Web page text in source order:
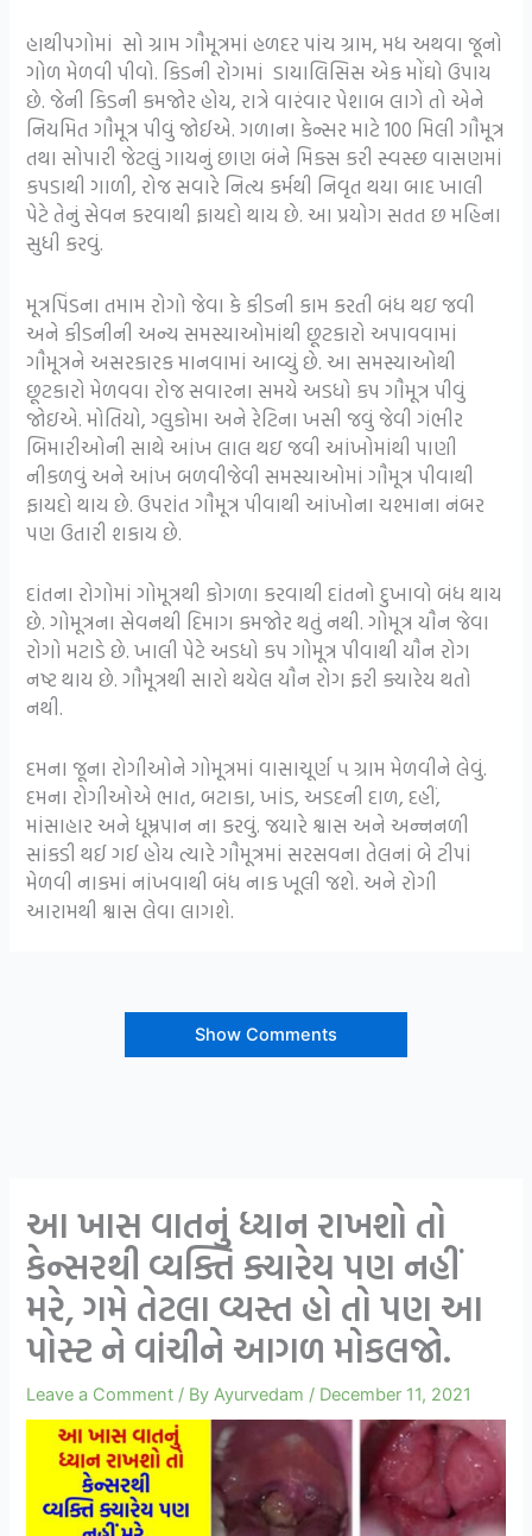
હાથીપગોમાં સો ગ્રામ ગૌમૂત્રમાં હળદર પાંચ ગ્રામ, મધ અથવા જૂનો
ગોળ મેળવી પીવો. કિડની રોગમાં ડાયાલિસિસ એક મોંઘો ઉપાય
છે. જેની કિડની કમજોર હોય, રાત્રે વારંવાર પેશાબ લાગે તો એને
નિયમિત ગૌમૂત્ર પીવું જોઈએ. ગળાના કેન્સર માટે 100 મિલી ગૌમૂત્ર
તથા સોપારી જેટલું ગાયનું છાણ બંને મિક્સ કરી સ્વસ્છ વાસણમાં
કપડાથી ગાળી, રોજ સવારે નિત્ય કર્મથી નિવૃત થયા બાદ ખાલી
પેટે તેનું સેવન કરવાથી ફાયદો થાય છે. આ પ્રયોગ સતત છ મહિના
સુધી કરવું.
મૂત્રપિંડના તમામ રોગો જેવા કે કીડની કામ કરતી બંધ થઇ જવી
અને કીડનીની અન્ય સમસ્યાઓમાંથી છૂટકારો અપાવવામાં
ગૌમૂત્રને અસરકારક માનવામાં આવ્યું છે. આ સમસ્યાઓથી
છૂટકારો મેળવવા રોજ સવારના સમયે અડધો કપ ગૌમૂત્ર પીવું
જોઇએ. મોતિયો, ગ્લુકોમા અને રેટિના ખસી જવું જેવી ગંભીર
બિમારીઓની સાથે આંખ લાલ થઇ જવી આંખોમાંથી પાણી
નીકળવું અને આંખ બળવીજેવી સમસ્યાઓમાં ગૌમૂત્ર પીવાથી
ફાયદો થાય છે. ઉપરાંત ગૌમૂત્ર પીવાથી આંખોના ચશ્માના નંબર
પણ ઉતારી શકાય છે.
દાંતના રોગોમાં ગોમૂત્રથી કોગળા કરવાથી દાંતનો દુખાવો બંધ થાય
છે. ગોમૂત્રના સેવનથી દિમાગ કમજોર થતું નથી. ગોમૂત્ર યૌન જેવા
રોગો મટાડે છે. ખાલી પેટે અડધો કપ ગોમૂત્ર પીવાથી યૌન રોગ
નષ્ટ થાય છે. ગૌમૂત્રથી સારો થયેલ યૌન રોગ ફરી ક્યારેય થતો
નથી.
દમના જૂના રોગીઓને ગોમૂત્રમાં વાસાચૂર્ણ ૫ ગ્રામ મેળવીને લેવું.
દમના રોગીઓએ ભાત, બટાકા, ખાંડ, અડદની દાળ, દહીં,
માંસાહાર અને ધૂમ્રપાન ના કરવું. જયારે શ્વાસ અને અન્નનળી
સાંકડી થઈ ગઈ હોય ત્યારે ગૌમૂત્રમાં સરસવના તેલનાં બે ટીપાં
મેળવી નાકમાં નાંખવાથી બંધ નાક ખૂલી જશે. અને રોગી
આરામથી શ્વાસ લેવા લાગશે.
Show Comments
આ ખાસ વાતનું ધ્યાન રાખશો તો
કેન્સરથી વ્યક્તિ ક્યારેય પણ નહીં
મરે, ગમે તેટલા વ્યસ્ત હો તો પણ આ
પોસ્ટ ને વાંચીને આગળ મોકલજો.
Leave a Comment / ByAyurvedam / December 11, 2021